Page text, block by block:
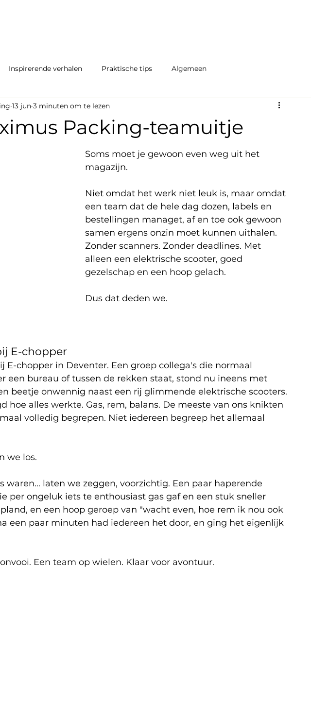
Inspirerende verhalen Praktische tips Algemeen
Packing-teamuitje
13 jun 3 minuten om te lezen
Soms moet je gewoon even weg uit het
magazijn.
Niet omdat het werk niet leuk is, maar omdat
een team dat de hele dag dozen, labels en
bestellingen managet, af en toe ook gewoon
samen ergens onzin moet kunnen uithalen.
Zonder scanners. Zonder deadlines. Met
alleen een elektrische scooter, goed
gezelschap en een hoop gelach.
Dus dat deden we.
E-chopper
E-chopper in Deventer. Een groep collega's die normaal
een bureau of tussen de rekken staat, stond nu ineens met
beetje onwennig naast een rij glimmende elektrische scooters.
hoe alles werkte. Gas, rem, balans. De meeste van ons knikten
volledig begrepen. Niet iedereen begreep het allemaal
we los.
waren... laten we zeggen, voorzichtig. Een paar haperende
per ongeluk iets te enthousiast gas gaf en een stuk sneller
en een hoop geroep van "wacht even, hoe rem ik nou ook
een paar minuten had iedereen het door, en ging het eigenlijk
Een team op wielen. Klaar voor avontuur.